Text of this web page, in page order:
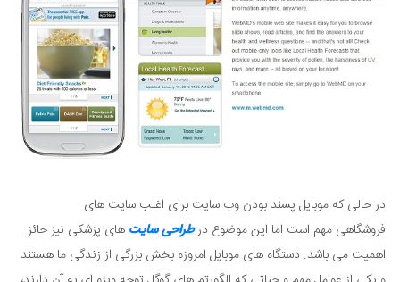
در حالی که موبایل پسند بودن وب سایت برای اغلب سایت های
فروشگاهی مهم است اما این موضوع درطراحی سایت های پزشکی نیز حائز
اهمیت می باشد. دستگاه های موبایل امروزه بخش بزرگی از زندگی ما هستند